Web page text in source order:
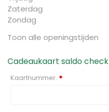
Zaterdag
Zondag
Toon alle openingstijden
Cadeaukaart saldo check
Kaartnummer: *